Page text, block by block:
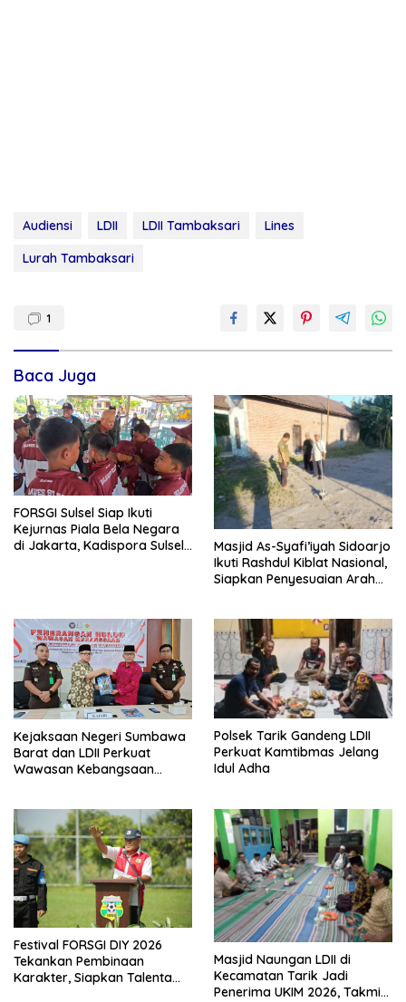
Audiensi LDII LDII Tambaksari
Lines
Lurah Tambaksari
1
Baca Juga
FORSGI Sulsel Siap Ikuti
Kejurnas Piala Bela Negara
di Jakarta, Kadispora Sulsel
Masjid As-Syafi’iyah Sidoarjo
Ikuti Rashdul Kiblat Nasional,
Siapkan Penyesuaian Arah
Kejaksaan Negeri Sumbawa
Barat dan LDII Perkuat
Wawasan Kebangsaan
Polsek Tarik Gandeng LDII
Perkuat Kamtibmas Jelang
Idul Adha
Festival FORSGI DIY 2026
Tekankan Pembinaan
Karakter, Siapkan Talenta
Masjid Naungan LDII di
Kecamatan Tarik Jadi
Penerima UKIM 2026, Takmir